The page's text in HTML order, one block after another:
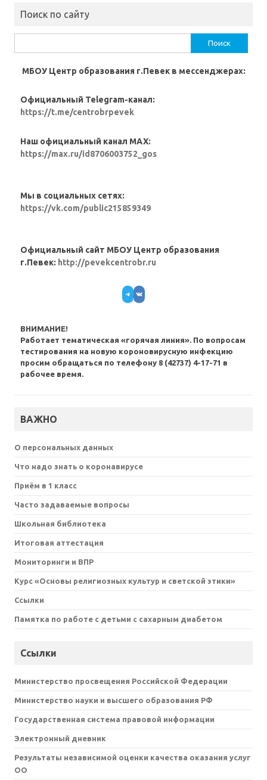
Поиск по сайту
МБОУ Центр образования г.Певек в мессенджерах:
Официальный Telegram-канал:
https://t.me/centrobrpevek
Наш официальный канал MAX:
https://max.ru/id8706003752_gos
Мы в социальных сетях:
https://vk.com/public215859349
Официальный сайт МБОУ Центр образования
г.Певек: http://pevekcentrobr.ru
Telegram
VK
ВНИМАНИЕ!
Работает тематическая «горячая линия». По вопросам
тестирования на новую короновирусную инфекцию
просим обращаться по телефону 8 (42737) 4-17-71 в
рабочее время.
ВАЖНО
О персональных данных
Что надо знать о коронавирусе
Приём в 1 класс
Часто задаваемые вопросы
Школьная библиотека
Итоговая аттестация
Мониторинги и ВПР
Курс «Основы религиозных культур и светской этики»
Ссылки
Памятка по работе с детьми с сахарным диабетом
Ссылки
Министерство просвещения Российской Федерации
Министерство науки и высшего образования РФ
Государственная система правовой информации
Электронный дневник
Результаты независимой оценки качества оказания услуг
ОО